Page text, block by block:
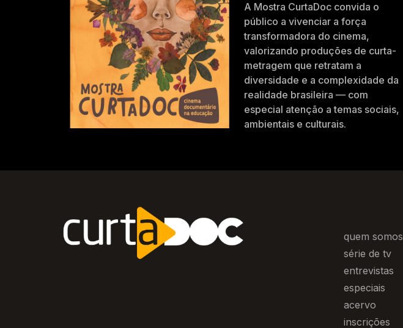
A Mostra CurtaDoc convida o
público a vivenciar a força
transformadora do cinema,
valorizando produções de curta-
metragem que retratam a
diversidade e a complexidade da
realidade brasileira — com
especial atenção a temas sociais,
ambientais e culturais.
quem somos
série de tv
entrevistas
especiais
acervo
inscrições